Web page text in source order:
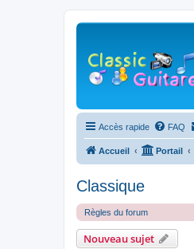
Accès rapide FAQ
Accueil Portail
Classique
Règles du forum
Nouveau sujet